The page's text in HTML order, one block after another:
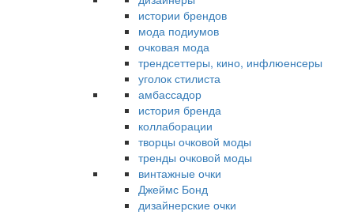
истории брендов
мода подиумов
очковая мода
трендсеттеры, кино, инфлюенсеры
уголок стилиста
амбассадор
история бренда
коллаборации
творцы очковой моды
тренды очковой моды
винтажные очки
Джеймс Бонд
дизайнерские очки